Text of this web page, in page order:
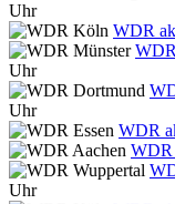
Uhr
WDR
Uhr
Uhr
WDR
WDR
Uhr